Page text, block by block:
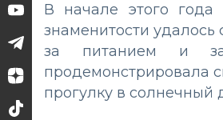
В начале этого года
знаменитости удалось
за питанием и
продемонстрировала
прогулку в солнечный